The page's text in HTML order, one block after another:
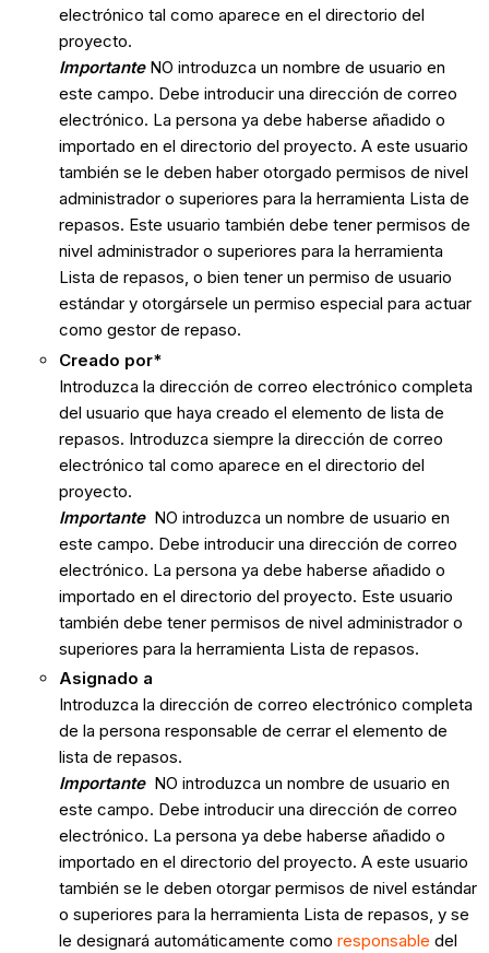
electrónico tal como aparece en el directorio del
proyecto.
Importante NO introduzca un nombre de usuario en
este campo. Debe introducir una dirección de correo
electrónico. La persona ya debe haberse añadido o
importado en el directorio del proyecto. A este usuario
también se le deben haber otorgado permisos de nivel
administrador o superiores para la herramienta Lista de
repasos. Este usuario también debe tener permisos de
nivel administrador o superiores para la herramienta
Lista de repasos, o bien tener un permiso de usuario
estándar y otorgársele un permiso especial para actuar
como gestor de repaso.
Creado por*
Introduzca la dirección de correo electrónico completa
del usuario que haya creado el elemento de lista de
repasos. Introduzca siempre la dirección de correo
electrónico tal como aparece en el directorio del
proyecto.
Importante NO introduzca un nombre de usuario en
este campo. Debe introducir una dirección de correo
electrónico. La persona ya debe haberse añadido o
importado en el directorio del proyecto. Este usuario
también debe tener permisos de nivel administrador o
superiores para la herramienta Lista de repasos.
Asignado a
Introduzca la dirección de correo electrónico completa
de la persona responsable de cerrar el elemento de
lista de repasos.
Importante NO introduzca un nombre de usuario en
este campo. Debe introducir una dirección de correo
electrónico. La persona ya debe haberse añadido o
importado en el directorio del proyecto. A este usuario
también se le deben otorgar permisos de nivel estándar
o superiores para la herramienta Lista de repasos, y se
le designará automáticamente como responsable del